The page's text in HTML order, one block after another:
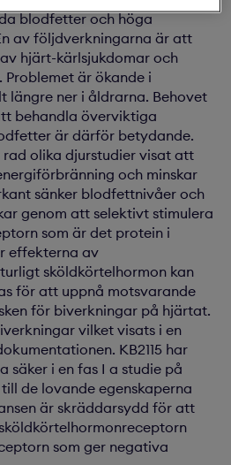
blodfetter och höga
av följdverkningarna är att
hjärt-kärlsjukdomar och
är ökande i
längre ner i åldrarna. Behovet
behandla överviktiga
är därför betydande.
rad olika djurstudier visat att
och minskar
sänker blodfettnivåer och
genom att selektivt stimulera
som är det protein i
effekterna av
sköldkörtelhormon kan
för att uppnå motsvarande
för biverkningar på hjärtat.
vilket visats i en
KB2115 har
säker i en fas I a studie på
de lovande egenskaperna
är skräddarsydd för att
som ger negativa